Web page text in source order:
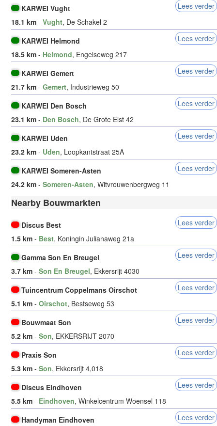
KARWEI Vught
Lees verder
18.1 km - Vught, De Schakel 2
KARWEI Helmond
Lees verder
18.5 km - Helmond, Engelseweg 217
KARWEI Gemert
Lees verder
21.7 km - Gemert, Industrieweg 50
KARWEI Den Bosch
Lees verder
23.1 km - Den Bosch, De Grote Elst 42
KARWEI Uden
Lees verder
23.2 km - Uden, Loopkantstraat 25A
KARWEI Someren-Asten
Lees verder
24.2 km - Someren-Asten, Witvrouwenbergweg 11
Nearby Bouwmarkten
Discus Best
Lees verder
1.5 km - Best, Koningin Julianaweg 21a
Gamma Son En Breugel
Lees verder
3.7 km - Son En Breugel, Ekkersrijt 4030
Tuincentrum Coppelmans Oirschot
Lees verder
5.1 km - Oirschot, Bestseweg 53
Bouwmaat Son
Lees verder
5.2 km - Son, EKKERSRIJT 2070
Praxis Son
Lees verder
5.3 km - Son, Ekkersrijt 4,018
Discus Eindhoven
Lees verder
5.5 km - Eindhoven, Winkelcentrum Woensel 118
Handyman Eindhoven
Lees verder